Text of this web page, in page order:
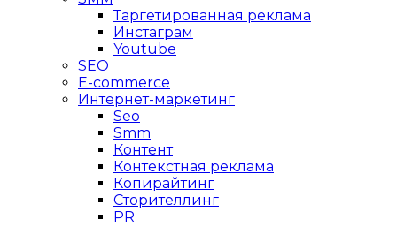
Таргетированная реклама
Инстаграм
Youtube
SEO
E-сommerce
Интернет-маркетинг
Seo
Smm
Контент
Контекстная реклама
Копирайтинг
Сторителлинг
PR